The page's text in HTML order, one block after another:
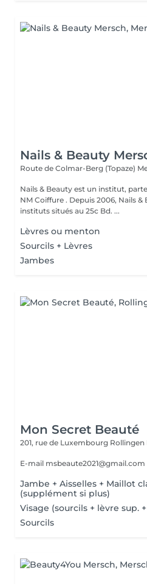
Nails & Beauty
Route de Colmar-Berg (Topaze)
Nails & Beauty est un institut,
NM Coiffure . Depuis 2006, Nails
instituts situés au 25c Bd. ...
Lèvres ou menton
Sourcils + Lèvres
Jambes
Mon Secret Beauté
201, rue de Luxembourg Rollingen
E-mail msbeaute2021@gmail.com
Jambe + Aisselles + Maillot
(supplément si plus)
Visage (sourcils + lèvre sup.
Sourcils